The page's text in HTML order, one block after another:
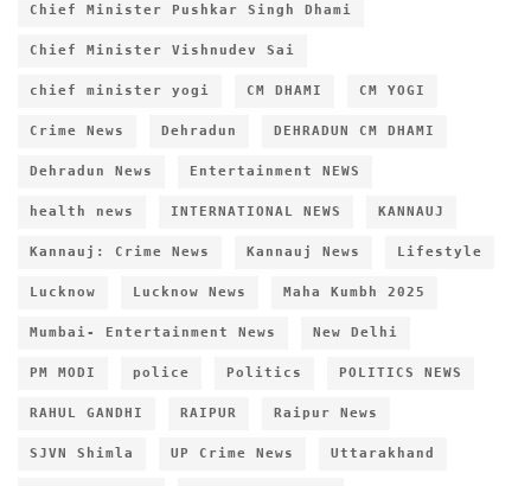
Chief Minister Pushkar Singh Dhami
Chief Minister Vishnudev Sai
chief minister yogi CM DHAMI CM YOGI
Crime News Dehradun DEHRADUN CM DHAMI
Dehradun News Entertainment NEWS
health news INTERNATIONAL NEWS KANNAUJ
Kannauj: Crime News Kannauj News Lifestyle
Lucknow Lucknow News Maha Kumbh 2025
Mumbai- Entertainment News New Delhi
PM MODI police Politics POLITICS NEWS
RAHUL GANDHI RAIPUR Raipur News
SJVN Shimla UP Crime News Uttarakhand